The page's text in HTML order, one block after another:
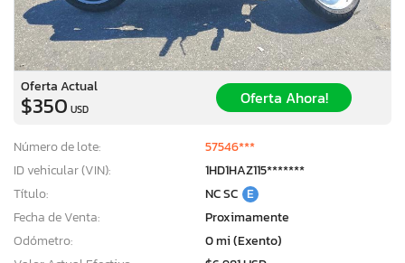
Oferta Actual
$350 USD
Oferta Ahora!
Número de lote:
57546***
ID vehicular (VIN):
1HD1HAZ115*******
Título:
NC SC E
Fecha de Venta:
Proximamente
Odómetro:
0 mi (Exento)